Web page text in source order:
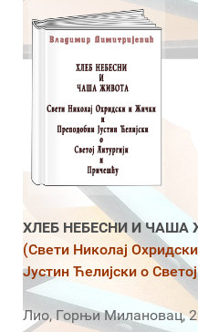
ХЛЕБ НЕБЕСНИ И ЧАША
(Свети Николај
Јустин Ћелијски о
Лио, Горњи Милановац,